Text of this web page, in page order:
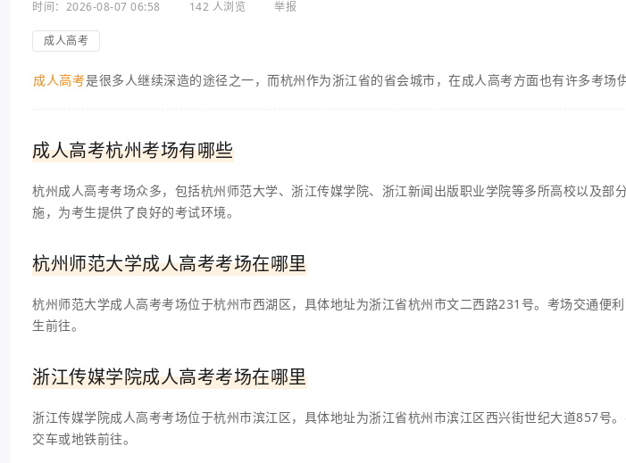
时间：2026-08-07 06:58 142 人浏览 举报
成人高考
成人高考是很多人继续深造的途径之一，而杭州作为浙江省的省会城市，在成人高考方面也有许多考场
成人高考杭州考场有哪些
杭州成人高考考场众多，包括杭州师范大学、浙江传媒学院、浙江新闻出版职业学院等多所高校以及部
施，为考生提供了良好的考试环境。
杭州师范大学成人高考考场在哪里
杭州师范大学成人高考考场位于杭州市西湖区，具体地址为浙江省杭州市文二西路231号。考场交通便
生前往。
浙江传媒学院成人高考考场在哪里
浙江传媒学院成人高考考场位于杭州市滨江区，具体地址为浙江省杭州市滨江区西兴街世纪大道857号
交车或地铁前往。